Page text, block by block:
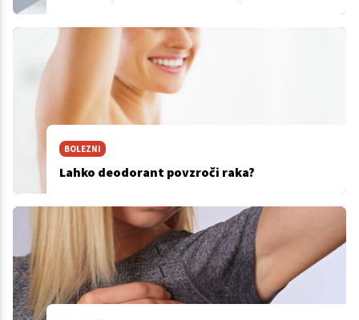
BOLEZNI
Lahko deodorant povzroči raka?